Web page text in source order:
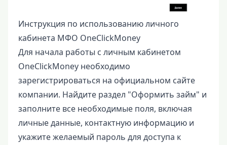
Инструкция по использованию личного
кабинета МФО OneClickMoney
Для начала работы с личным кабинетом
OneClickMoney необходимо
зарегистрироваться на официальном сайте
компании. Найдите раздел "Оформить займ" и
заполните все необходимые поля, включая
личные данные, контактную информацию и
укажите желаемый пароль для доступа к